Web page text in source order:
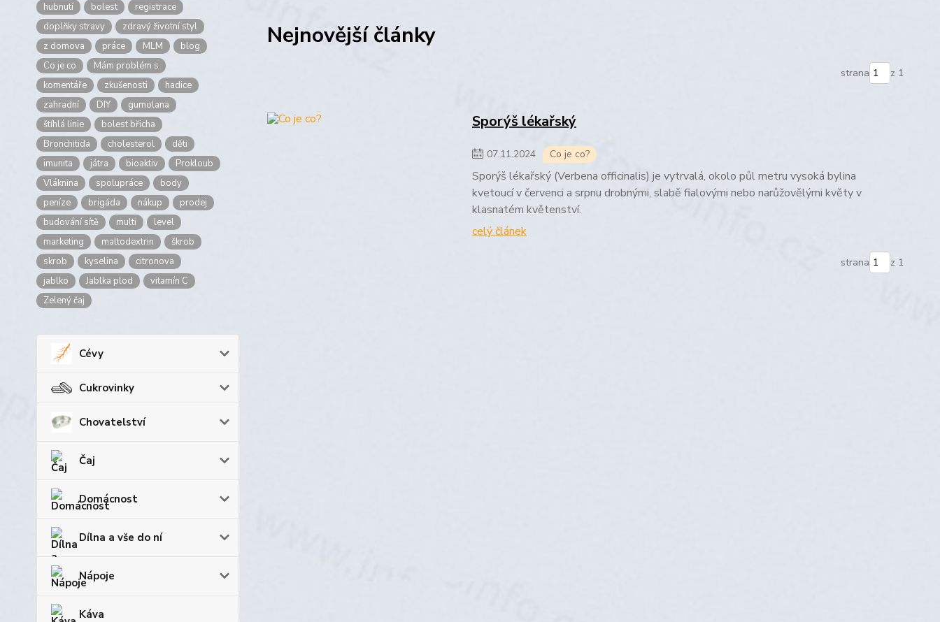
hubnutí
bolest
registrace
doplňky stravy
zdravý životní styl
z domova
práce MLM
blog
Co je co
Mám problém s
komentáře
zkušenosti
hadice
zahradní
DIY
gumolana
štíhlá linie
bolest břicha
Bronchitida
cholesterol
děti
imunita
játra bioaktiv
Prokloub
Vláknina
spolupráce
body
peníze
brigáda nákup
prodej
budování sítě
multi
level
marketing
maltodextrin
škrob
skrob
kyselina
citronova
jablko
Jablka plod
vitamín C
Zelený čaj
Cévy
Cukrovinky
Chovatelství
Čaj
Domácnost
Dílna a vše do ní
Nápoje
Káva
Nejnovější články
strana z 1
Sporýš lékařský
07.11.2024 Co je co?
Sporýš lékařský (Verbena officinalis) je vytrvalá, okolo půl metru vysoká bylina
kvetoucí v červenci a srpnu drobnými, slabě fialovými nebo narůžovělými květy v
klasnatém květenství.
celý článek
strana z 1